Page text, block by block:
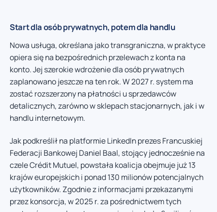
Start dla osób prywatnych, potem dla handlu
Nowa usługa, określana jako transgraniczna, w praktyce
opiera się na bezpośrednich przelewach z konta na
konto. Jej szerokie wdrożenie dla osób prywatnych
zaplanowano jeszcze na ten rok. W 2027 r. system ma
zostać rozszerzony na płatności u sprzedawców
detalicznych, zarówno w sklepach stacjonarnych, jak i w
handlu internetowym.
Jak podkreślił na platformie LinkedIn prezes Francuskiej
Federacji Bankowej Daniel Baal, stojący jednocześnie na
czele Crédit Mutuel, powstała koalicja obejmuje już 13
krajów europejskich i ponad 130 milionów potencjalnych
użytkowników. Zgodnie z informacjami przekazanymi
przez konsorcja, w 2025 r. za pośrednictwem tych